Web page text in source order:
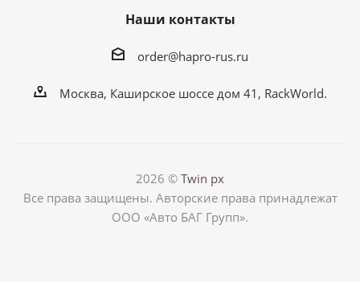
Наши контакты
order@hapro-rus.ru
Москва, Каширское шоссе дом 41, RackWorld.
2026 © Twin px
Все права защищены. Авторские права принадлежат
ООО «Авто БАГ Групп».